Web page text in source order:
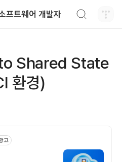
프트웨어 개발자
Shared State
환경)
고